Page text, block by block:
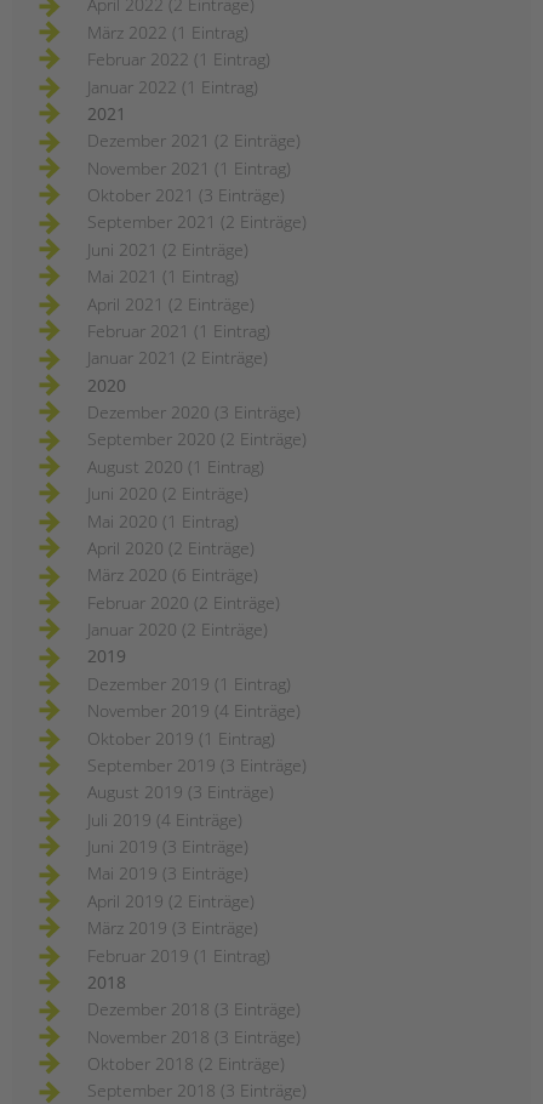
April 2022 (2 Einträge)
März 2022 (1 Eintrag)
Februar 2022 (1 Eintrag)
Januar 2022 (1 Eintrag)
2021
Dezember 2021 (2 Einträge)
November 2021 (1 Eintrag)
Oktober 2021 (3 Einträge)
September 2021 (2 Einträge)
Juni 2021 (2 Einträge)
Mai 2021 (1 Eintrag)
April 2021 (2 Einträge)
Februar 2021 (1 Eintrag)
Januar 2021 (2 Einträge)
2020
Dezember 2020 (3 Einträge)
September 2020 (2 Einträge)
August 2020 (1 Eintrag)
Juni 2020 (2 Einträge)
Mai 2020 (1 Eintrag)
April 2020 (2 Einträge)
März 2020 (6 Einträge)
Februar 2020 (2 Einträge)
Januar 2020 (2 Einträge)
2019
Dezember 2019 (1 Eintrag)
November 2019 (4 Einträge)
Oktober 2019 (1 Eintrag)
September 2019 (3 Einträge)
August 2019 (3 Einträge)
Juli 2019 (4 Einträge)
Juni 2019 (3 Einträge)
Mai 2019 (3 Einträge)
April 2019 (2 Einträge)
März 2019 (3 Einträge)
Februar 2019 (1 Eintrag)
2018
Dezember 2018 (3 Einträge)
November 2018 (3 Einträge)
Oktober 2018 (2 Einträge)
September 2018 (3 Einträge)